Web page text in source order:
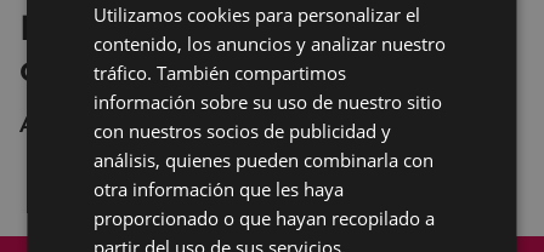
Empalabramiento: clases de
castellano
Andretxea
BASQUE
SPANISH
Utilizamos cookies para personalizar el
contenido, los anuncios y analizar nuestro
tráfico. También compartimos
información sobre su uso de nuestro sitio
con nuestros socios de publicidad y
análisis, quienes pueden combinarla con
otra información que les haya
proporcionado o que hayan recopilado a
partir del uso de sus servicios.